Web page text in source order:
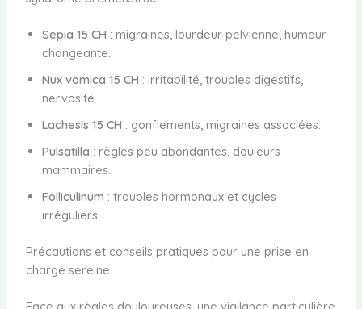
Sepia 15 CH : migraines, lourdeur pelvienne, humeur
changeante.
Nux vomica 15 CH : irritabilité, troubles digestifs,
nervosité.
Lachesis 15 CH : gonflements, migraines associées.
Pulsatilla : règles peu abondantes, douleurs
mammaires.
Folliculinum : troubles hormonaux et cycles
irréguliers.
Précautions et conseils pratiques pour une prise en
charge sereine